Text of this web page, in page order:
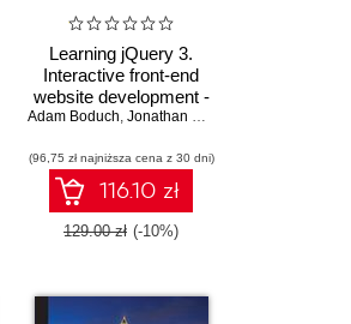
,Adam Boduch
Learning jQuery 3.
Interactive front-end
website development -
Fifth Edition
Adam Boduch, Jonathan Chaffer
(96,75 zł najniższa cena z 30 dni)
116.10 zł
129.00 zł (-10%)